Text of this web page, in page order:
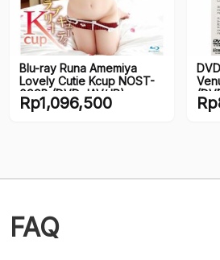
Blu-ray Runa Amemiya
Lovely Cutie Kcup NOST-
099B (DVD JAV/JP)
Rp1,096,500 Rp
FAQ